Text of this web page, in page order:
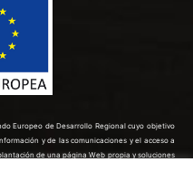
Europeo de Desarrollo Regional cuyo objetivo
y de las comunicaciones y el acceso a
de una página Web propia y soluciones